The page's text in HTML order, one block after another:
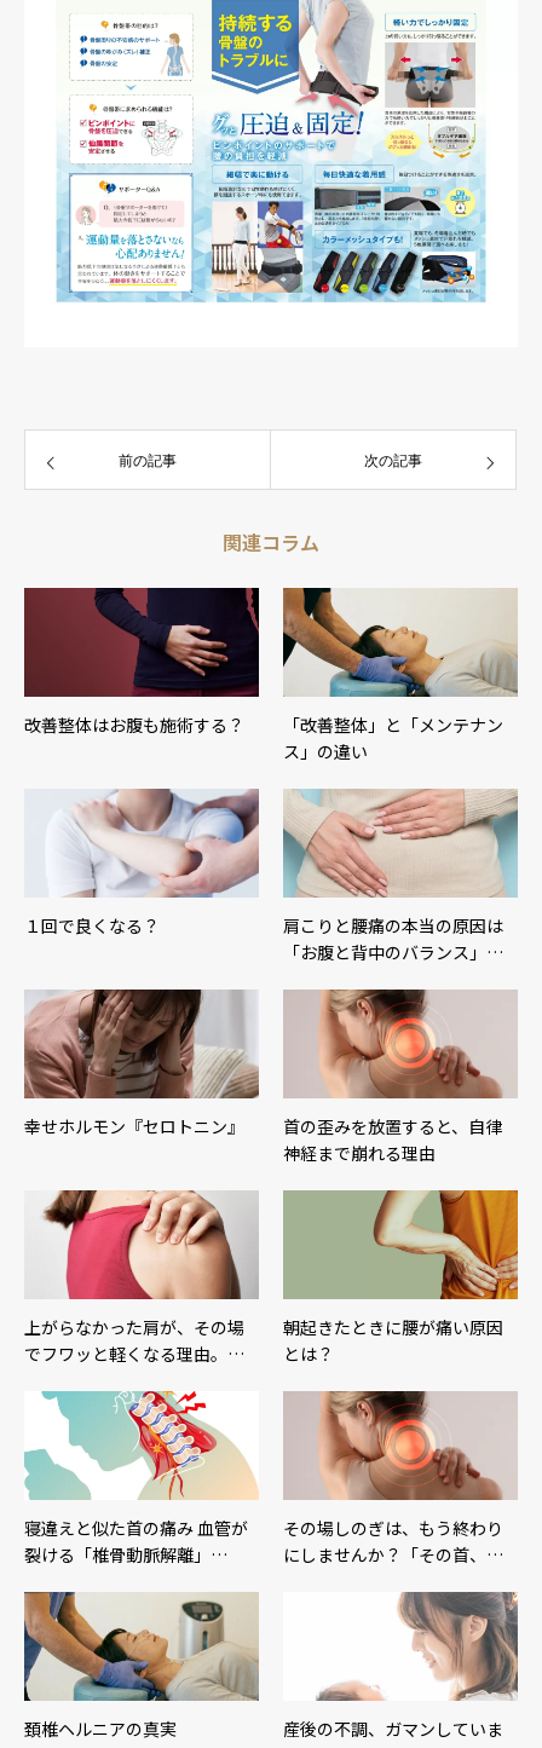
前の記事 次の記事
関連コラム
改善整体はお腹も施術する？
「改善整体」と「メンテナン
ス」の違い
１回で良くなる？
肩こりと腰痛の本当の原因は
「お腹と背中のバランス」…
幸せホルモン『セロトニン』
首の歪みを放置すると、自律
神経まで崩れる理由
上がらなかった肩が、その場
でフワッと軽くなる理由。…
朝起きたときに腰が痛い原因
とは？
寝違えと似た首の痛み 血管が
裂ける「椎骨動脈解離」…
その場しのぎは、もう終わり
にしませんか？「その首、…
頚椎ヘルニアの真実
産後の不調、ガマンしていま